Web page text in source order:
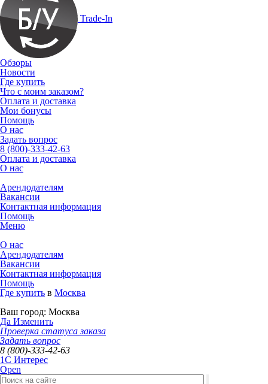
Trade-In
Обзоры
Новости
Где купить
Что с моим заказом?
Оплата и доставка
Мои бонусы
Помощь
О нас
Задать вопрос
8 (800)-333-42-63
Оплата и доставка
О нас
Арендодателям
Вакансии
Контактная информация
Помощь
Меню
О нас
Арендодателям
Вакансии
Контактная информация
Помощь
Где купить в Москва
Ваш город: Москва
Да Изменить
Проверка статуса заказа
Задать вопрос
8 (800)-333-42-63
1C Интерес
Open